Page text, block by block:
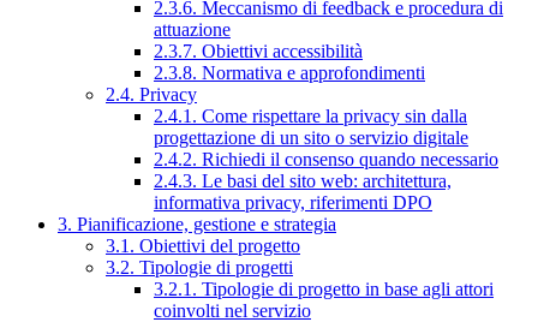
2.3.6. Meccanismo di feedback e procedura di
attuazione
2.3.7. Obiettivi accessibilità
2.3.8. Normativa e approfondimenti
2.4. Privacy
2.4.1. Come rispettare la privacy sin dalla
progettazione di un sito o servizio digitale
2.4.2. Richiedi il consenso quando necessario
2.4.3. Le basi del sito web: architettura,
informativa privacy, riferimenti DPO
3. Pianificazione, gestione e strategia
3.1. Obiettivi del progetto
3.2. Tipologie di progetti
3.2.1. Tipologie di progetto in base agli attori
coinvolti nel servizio